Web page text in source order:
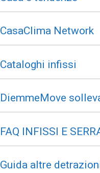
CasaClima Network
Cataloghi infissi
DiemmeMove
FAQ INFISSI E
Guida altre